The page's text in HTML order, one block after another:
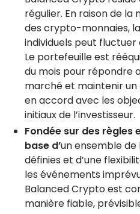
régulier. En raison de
des crypto-monnaies,
individuels peut
Le portefeuille est
du mois pour répondre
marché et maintenir
en accord avec les
initiaux de l’investisseur.
Fondée sur des règles
base d’un ensemble
définies et d’une
les événements
Balanced Crypto est
manière fiable,